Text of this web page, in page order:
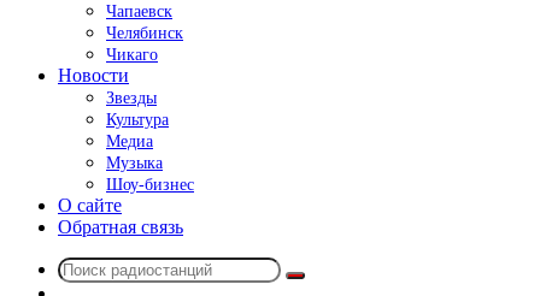
Чапаевск
Челябинск
Чикаго
Новости
Звезды
Культура
Медиа
Музыка
Шоу-бизнес
О сайте
Обратная связь
Поиск